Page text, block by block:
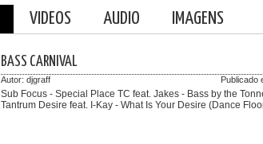
VIDEOS AUDIO IMAGENS
BASS CARNIVAL
Autor: djgraff Publicado
Sub Focus - Special Place TC feat. Jakes - Bass by the
Tantrum Desire feat. I-Kay - What Is Your Desire (Dance